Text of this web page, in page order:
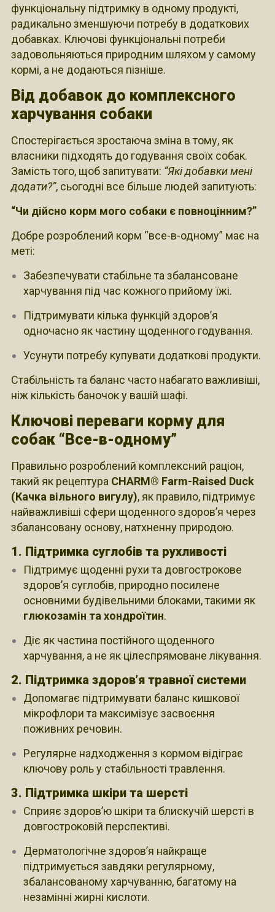
функціональну підтримку в одному продукті,
радикально зменшуючи потребу в додаткових
добавках. Ключові функціональні потреби
задовольняються природним шляхом у самому
кормі, а не додаються пізніше.
Від добавок до комплексного
харчування собаки
Спостерігається зростаюча зміна в тому, як
власники підходять до годування своїх собак.
Замість того, щоб запитувати: “Які добавки мені
додати?”, сьогодні все більше людей запитують:
“Чи дійсно корм мого собаки є повноцінним?”
Добре розроблений корм “все-в-одному” має на
меті:
Забезпечувати стабільне та збалансоване
харчування під час кожного прийому їжі.
Підтримувати кілька функцій здоров’я
одночасно як частину щоденного годування.
Усунути потребу купувати додаткові продукти.
Стабільність та баланс часто набагато важливіші,
ніж кількість баночок у вашій шафі.
Ключові переваги корму для
собак “Все-в-одному”
Правильно розроблений комплексний раціон,
такий як рецептура CHARM® Farm-Raised Duck
(Качка вільного вигулу), як правило, підтримує
найважливіші сфери щоденного здоров’я через
збалансовану основу, натхненну природою.
1. Підтримка суглобів та рухливості
Підтримує щоденні рухи та довгострокове
здоров’я суглобів, природно посилене
основними будівельними блоками, такими як
глюкозамін та хондроїтин.
Діє як частина постійного щоденного
харчування, а не як цілеспрямоване лікування.
2. Підтримка здоров’я травної системи
Допомагає підтримувати баланс кишкової
мікрофлори та максимізує засвоєння
поживних речовин.
Регулярне надходження з кормом відіграє
ключову роль у стабільності травлення.
3. Підтримка шкіри та шерсті
Сприяє здоров’ю шкіри та блискучій шерсті в
довгостроковій перспективі.
Дерматологічне здоров’я найкраще
підтримується завдяки регулярному,
збалансованому харчуванню, багатому на
незамінні жирні кислоти.